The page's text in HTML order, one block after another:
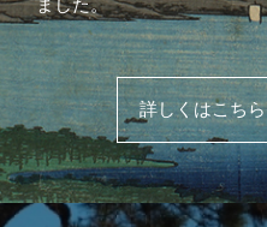
詳しくはこちら